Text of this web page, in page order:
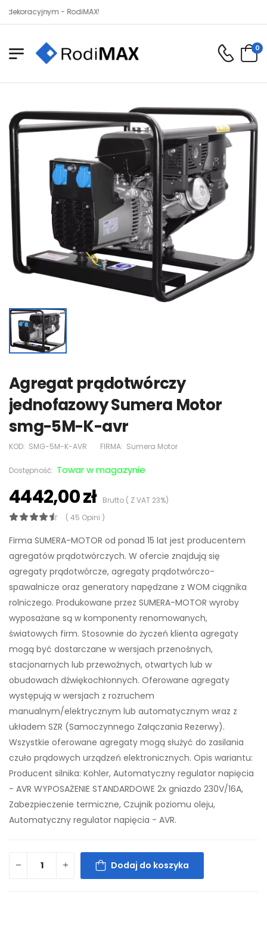
- RodiMAX!
0
Agregat prądotwórczy
jednofazowy Sumera Motor
smg-5M-K-avr
KOD: SMG-5M-K-AVR FIRMA: Sumera Motor
Dostępność: Towar w magazynie
4442,00 złBrutto ( Z VAT 23%)
( 45 Opini )
Firma SUMERA-MOTOR od ponad 15 lat jest producentem
agregatów prądotwórczych. W ofercie znajdują się
agregaty prądotwórcze, agregaty prądotwórczo-
spawalnicze oraz generatory napędzane z WOM ciągnika
rolniczego. Produkowane przez SUMERA-MOTOR wyroby
wyposażane są w komponenty renomowanych,
światowych firm. Stosownie do życzeń klienta agregaty
mogą być dostarczane w wersjach przenośnych,
stacjonarnych lub przewoźnych, otwartych lub w
obudowach dźwiękochłonnych. Oferowane agregaty
występują w wersjach z rozruchem
manualnym/elektrycznym lub automatycznym wraz z
układem SZR (Samoczynnego Załączania Rezerwy).
Wszystkie oferowane agregaty mogą służyć do zasilania
czuło prądowych urządzeń elektronicznych. Opis wariantu:
Producent silnika: Kohler, Automatyczny regulator napięcia
- AVR WYPOSAŻENIE STANDARDOWE 2x gniazdo 230V/16A,
Zabezpieczenie termiczne, Czujnik poziomu oleju,
Automatyczny regulator napięcia - AVR.
Dodaj do koszyka